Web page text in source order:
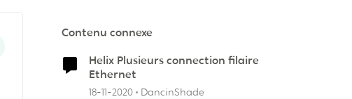
Contenu connexe
Helix Plusieurs connection filaire
Ethernet
18-11-2020 DancinShade